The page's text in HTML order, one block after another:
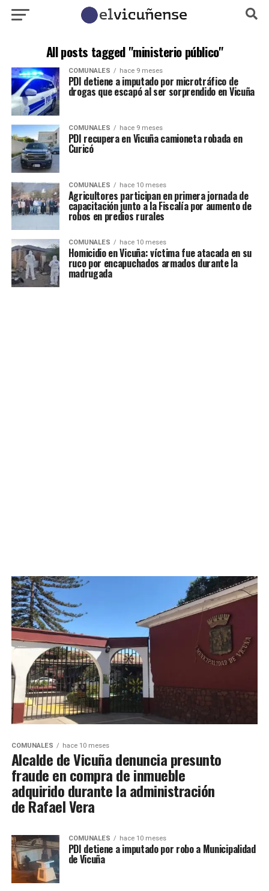
All posts tagged "ministerio público"
COMUNALES hace 9 meses
PDI detiene a imputado por microtráfico de
drogas que escapó al ser sorprendido en Vicuña
COMUNALES hace 9 meses
PDI recupera en Vicuña camioneta robada en
Curicó
COMUNALES hace 10 meses
Agricultores participan en primera jornada de
capacitación junto a la Fiscalía por aumento de
robos en predios rurales
COMUNALES hace 10 meses
Homicidio en Vicuña: víctima fue atacada en su
ruco por encapuchados armados durante la
madrugada
COMUNALES hace 10 meses
Alcalde de Vicuña denuncia presunto
fraude en compra de inmueble
adquirido durante la administración
de Rafael Vera
COMUNALES hace 10 meses
PDI detiene a imputado por robo a Municipalidad
de Vicuña